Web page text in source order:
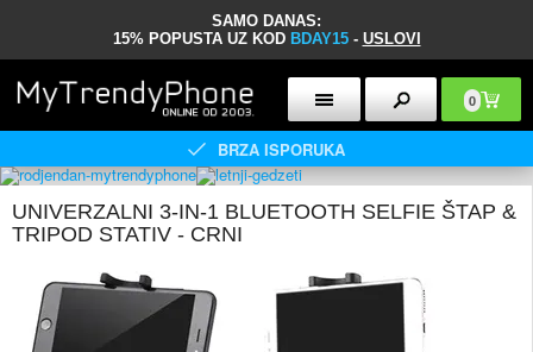
SAMO DANAS:
15% POPUSTA UZ KOD BDAY15 - USLOVI
0
BRZA ISPORUKA
UNIVERZALNI 3-IN-1 BLUETOOTH SELFIE ŠTAP &
TRIPOD STATIV - CRNI